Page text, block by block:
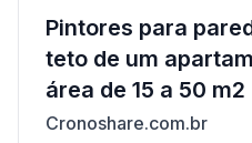
Pintores para
teto de um
área de 15 a 50 m2
Cronoshare.com.br